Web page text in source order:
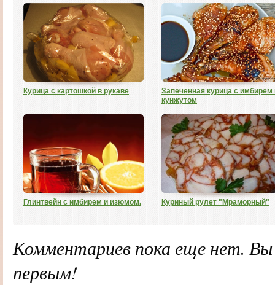
Курица с картошкой в рукаве
Запеченная курица с имбирем
кунжутом
Глинтвейн с имбирем и изюмом. Куриный рулет "Мраморный"
Комментариев пока еще нет.
первым!